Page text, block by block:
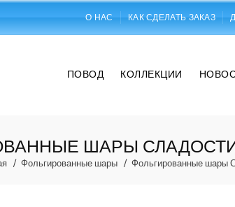
О НАС КАК СДЕЛАТЬ ЗАКАЗ
ПОВОД КОЛЛЕКЦИИ
ШАРЫ
Фольгированные шары Фольгированные шары